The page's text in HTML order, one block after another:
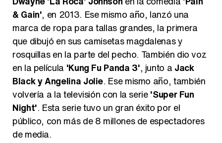
& Gain', en 2013. Ese mismo año, lanzó una
marca de ropa para tallas grandes, la primera
que dibujó en sus camisetas magdalenas y
rosquillas en la parte del pecho. También dio voz
en la película 'Kung Fu Panda 3', junto a Jack
Black y Angelina Jolie. Ese mismo año, también
volvería a la televisión con la serie'Super Fun
Night'. Esta serie tuvo un gran éxito por el
público, con más de 8 millones de espectadores
de media.